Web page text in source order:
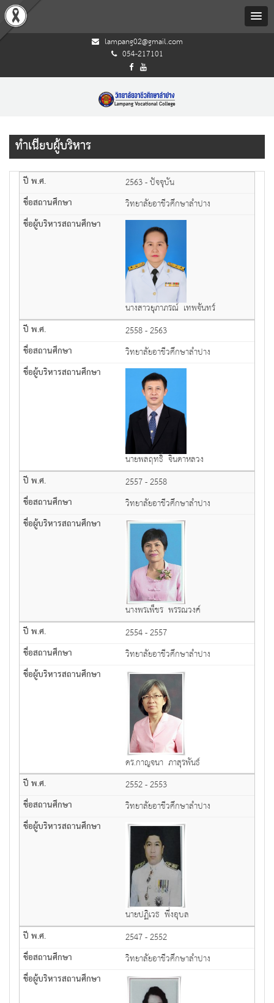
lampang02@gmail.com
054-217101
ทำเนียบผู้บริหาร
2563 - ปัจจุบัน
วิทยาลัยอาชีวศึกษาลำปาง
นางสาวยุภาภรณ์ เทพจันทร์
2558 - 2563
วิทยาลัยอาชีวศึกษาลำปาง
นายพลฤทธิ์ จินดาหลวง
2557 - 2558
วิทยาลัยอาชีวศึกษาลำปาง
นางพรเพ็ชร พรรณวงค์
2554 - 2557
วิทยาลัยอาชีวศึกษาลำปาง
ดร.กาญจนา ภาสุรพันธ์
2552 - 2553
วิทยาลัยอาชีวศึกษาลำปาง
นายปฏิเวธ พึ่งอุบล
2547 - 2552
วิทยาลัยอาชีวศึกษาลำปาง